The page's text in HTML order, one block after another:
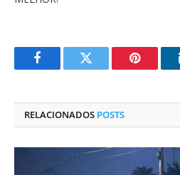
FacebookTwitter Pinterest
RELACIONADOS POSTS